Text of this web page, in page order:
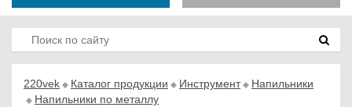
220vek Каталог продукции Инструмент
Напильники
Напильники по металлу